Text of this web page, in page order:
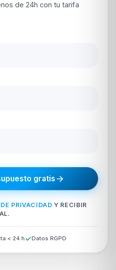
de 24h con tu tarifa
gratis
PRIVACIDAD Y RECIBIR
< 24 h Datos RGPD